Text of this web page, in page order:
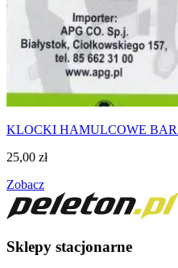
KLOCKI HAMULCOWE
25,00 zł
Zobacz
Sklepy stacjonarne